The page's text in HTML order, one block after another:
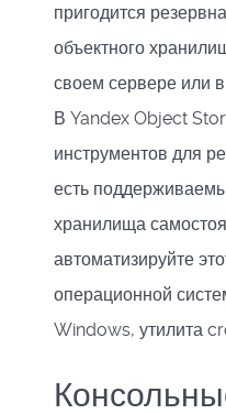
пригодится
объектного
своем сервере или
В Yandex Object
инструментов для
есть
хранилища
автоматизируйте
операционной
Windows, утилита